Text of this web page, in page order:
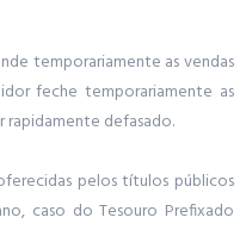
temporariamente as vendas
feche temporariamente as
rapidamente defasado.
pelos títulos públicos
caso do Tesouro Prefixado